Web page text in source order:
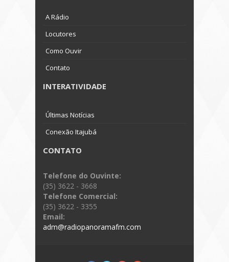
A Rádio
Locutores
Como Ouvir
Contato
INTERATIVIDADE
Últimas Notícias
Conexão Itajubá
CONTATO
Telefone do Ouvinte:
(35) 3622 - 3668
Telefone Comercial:
(35) 3622 - 3355
Email:
adm@radiopanoramafm.com